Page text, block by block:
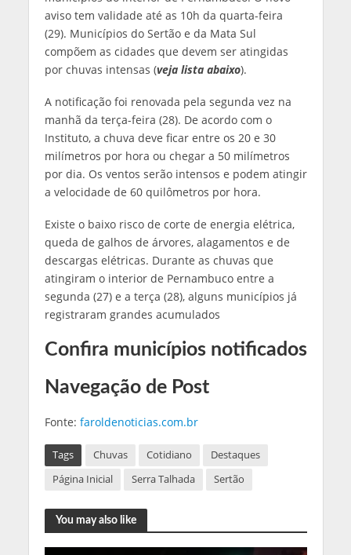
aviso tem validade até as 10h da quarta-feira
(29). Municípios do Sertão e da Mata Sul
compõem as cidades que devem ser atingidas
por chuvas intensas (veja lista abaixo).
A notificação foi renovada pela segunda vez na
manhã da terça-feira (28). De acordo com o
Instituto, a chuva deve ficar entre os 20 e 30
milímetros por hora ou chegar a 50 milímetros
por dia. Os ventos serão intensos e podem atingir
a velocidade de 60 quilômetros por hora.
Existe o baixo risco de corte de energia elétrica,
queda de galhos de árvores, alagamentos e de
descargas elétricas. Durante as chuvas que
atingiram o interior de Pernambuco entre a
segunda (27) e a terça (28), alguns municípios já
registraram grandes acumulados
Confira municípios notificados
Navegação de Post
Fonte: faroldenoticias.com.br
Tags Chuvas Cotidiano
Destaques
Página Inicial
Serra Talhada Sertão
You may also like